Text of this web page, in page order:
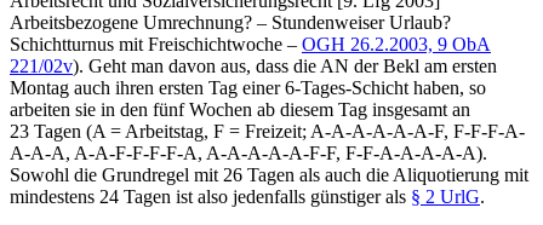
Arbeitsbezogene Umrechnung? – Stundenweiser Urlaub?
Schichtturnus mit Freischichtwoche – OGH 26.2.2003, 9 ObA
221/02v). Geht man davon aus, dass die AN der Bekl am ersten
Montag auch ihren ersten Tag einer 6-Tages-Schicht haben, so
arbeiten sie in den fünf Wochen ab diesem Tag insgesamt an
23 Tagen (A = Arbeitstag, F = Freizeit; A-A-A-A-A-A-F, F-F-F-A-
A-A-A, A-A-F-F-F-F-A, A-A-A-A-A-F-F, F-F-A-A-A-A-A).
Sowohl die Grundregel mit 26 Tagen als auch die Aliquotierung mit
mindestens 24 Tagen ist also jedenfalls günstiger als § 2 UrlG.